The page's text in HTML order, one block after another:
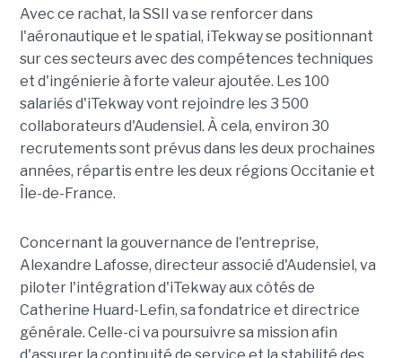
Avec ce rachat, la SSII va se renforcer dans
l'aéronautique et le spatial, iTekway se positionnant
sur ces secteurs avec des compétences techniques
et d'ingénierie à forte valeur ajoutée. Les 100
salariés d'iTekway vont rejoindre les 3 500
collaborateurs d'Audensiel. À cela, environ 30
recrutements sont prévus dans les deux prochaines
années, répartis entre les deux régions Occitanie et
Île-de-France.
Concernant la gouvernance de l'entreprise,
Alexandre Lafosse, directeur associé d'Audensiel, va
piloter l'intégration d'iTekway aux côtés de
Catherine Huard-Lefin, sa fondatrice et directrice
générale. Celle-ci va poursuivre sa mission afin